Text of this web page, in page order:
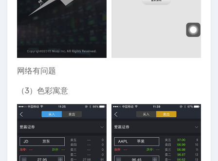
网络有问题
（3）色彩寓意